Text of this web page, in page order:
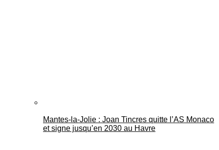
Mantes-la-Jolie : Joan Tincres quitte l’AS Monaco
et signe jusqu’en 2030 au Havre